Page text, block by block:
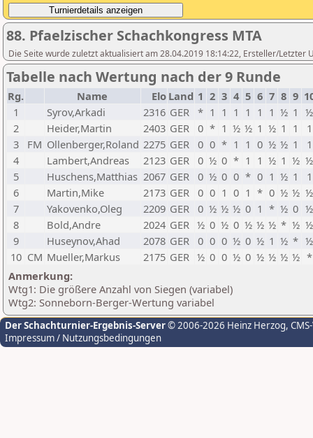
88. Pfaelzischer Schachkongress MTA
Die Seite wurde zuletzt aktualisiert am 28.04.2019 18:14:22, Ersteller/Letzter
Tabelle nach Wertung nach der 9 Runde
Rg. Name Elo Land 1 2 3 4 5 6 7 8 9
1
Syrov,Arkadi 2316 GER * 1 1 1 1 1 1 ½ 1
½
2
Heider,Martin 2403 GER 0 * 1 ½ ½ 1 ½ 1 1
1
3
FM Ollenberger,Roland 2275 GER 0 0 * 1 1 0 ½ ½ 1
1
4
Lambert,Andreas 2123 GER 0 ½ 0 * 1 1 ½ 1 ½ ½
5
Huschens,Matthias 2067 GER 0 ½ 0 0 * 0 1 ½ 1
1
6
Martin,Mike 2173 GER 0 0 1 0 1 * 0 ½ ½ ½
7
Yakovenko,Oleg 2209 GER 0 ½ ½ ½ 0 1 * ½ 0 ½
8
Bold,Andre 2024 GER ½ 0 ½ 0 ½ ½ ½ * ½ ½
9
Huseynov,Ahad 2078 GER 0 0 0 ½ 0 ½ 1 ½ * ½
10 CM Mueller,Markus 2175 GER ½ 0 0 ½ 0 ½ ½ ½ ½ *
Anmerkung:
Wtg1: Die größere Anzahl von Siegen (variabel)
Wtg2: Sonneborn-Berger-Wertung variabel
Der Schachturnier-Ergebnis-Server© 2006-2026 Heinz Herzog,
Impressum / Nutzungsbedingungen